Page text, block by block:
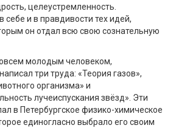
целеустремленность.
себе и в правдивости тех идей,
он отдал всю свою сознательную
молодым человеком,
три труда: «Теория газов»,
организма» и
лучеиспускания звёзд». Эти
в Петербургское физико-химическое
единогласно выбрало его своим